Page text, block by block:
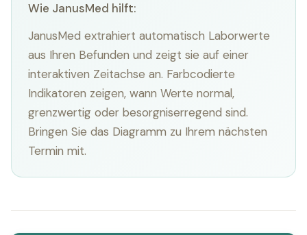
Wie JanusMed hilft:
JanusMed extrahiert automatisch Laborwerte
aus Ihren Befunden und zeigt sie auf einer
interaktiven Zeitachse an. Farbcodierte
Indikatoren zeigen, wann Werte normal,
grenzwertig oder besorgniserregend sind.
Bringen Sie das Diagramm zu Ihrem nächsten
Termin mit.